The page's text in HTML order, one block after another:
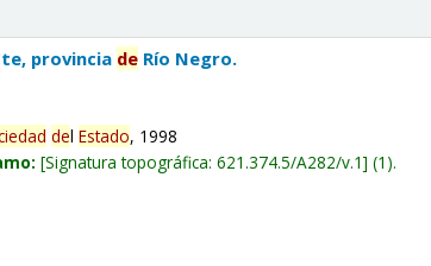
provincia de Río Negro.
delEstado, 1998
Signatura topográfica:621.374.5/A282/v.1 (1).